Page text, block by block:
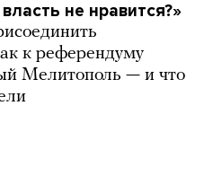
не нравится?»
к референдуму
Мелитополь — и что